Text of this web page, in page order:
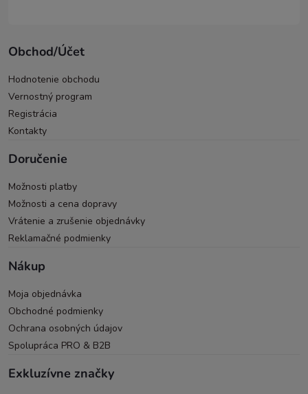
Obchod/Účet
Hodnotenie obchodu
Vernostný program
Registrácia
Kontakty
Doručenie
Možnosti platby
Možnosti a cena dopravy
Vrátenie a zrušenie objednávky
Reklamačné podmienky
Nákup
Moja objednávka
Obchodné podmienky
Ochrana osobných údajov
Spolupráca PRO & B2B
Exkluzívne značky